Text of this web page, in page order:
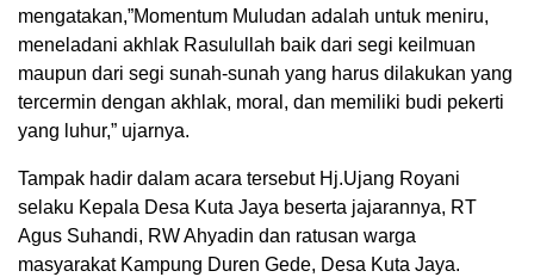
mengatakan,”Momentum Muludan adalah untuk meniru,
meneladani akhlak Rasulullah baik dari segi keilmuan
maupun dari segi sunah-sunah yang harus dilakukan yang
tercermin dengan akhlak, moral, dan memiliki budi pekerti
yang luhur,” ujarnya.
Tampak hadir dalam acara tersebut Hj.Ujang Royani
selaku Kepala Desa Kuta Jaya beserta jajarannya, RT
Agus Suhandi, RW Ahyadin dan ratusan warga
masyarakat Kampung Duren Gede, Desa Kuta Jaya.